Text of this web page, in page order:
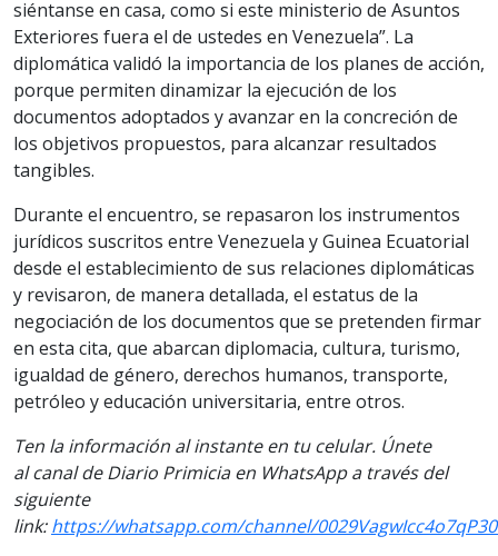
siéntanse en casa, como si este ministerio de Asuntos
Exteriores fuera el de ustedes en Venezuela”. La
diplomática validó la importancia de los planes de acción,
porque permiten dinamizar la ejecución de los
documentos adoptados y avanzar en la concreción de
los objetivos propuestos, para alcanzar resultados
tangibles.
Durante el encuentro, se repasaron los instrumentos
jurídicos suscritos entre Venezuela y Guinea Ecuatorial
desde el establecimiento de sus relaciones diplomáticas
y revisaron, de manera detallada, el estatus de la
negociación de los documentos que se pretenden firmar
en esta cita, que abarcan diplomacia, cultura, turismo,
igualdad de género, derechos humanos, transporte,
petróleo y educación universitaria, entre otros.
Ten la información al instante en tu celular. Únete
al canal de Diario Primicia en WhatsApp a través del
siguiente
link:https://whatsapp.com/channel/